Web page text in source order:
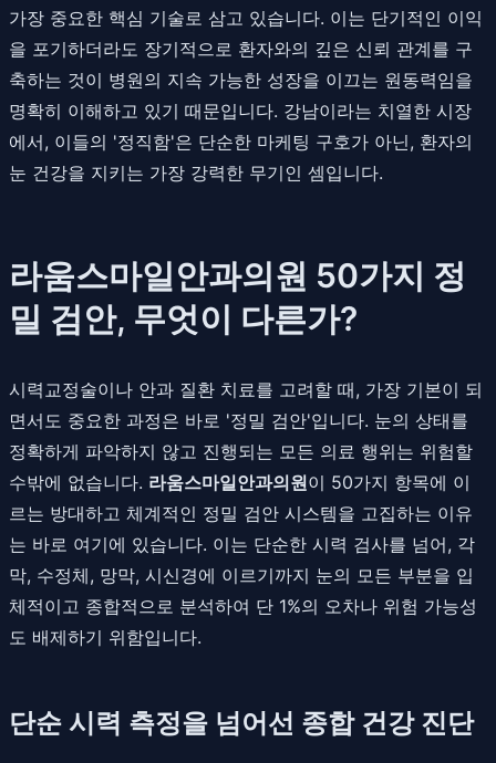
가장 중요한 핵심 기술로 삼고 있습니다. 이는 단기적인 이익
을 포기하더라도 장기적으로 환자와의 깊은 신뢰 관계를 구
축하는 것이 병원의 지속 가능한 성장을 이끄는 원동력임을
명확히 이해하고 있기 때문입니다. 강남이라는 치열한 시장
에서, 이들의 '정직함'은 단순한 마케팅 구호가 아닌, 환자의
눈 건강을 지키는 가장 강력한 무기인 셈입니다.
라움스마일안과의원 50가지 정
밀 검안, 무엇이 다른가?
시력교정술이나 안과 질환 치료를 고려할 때, 가장 기본이 되
면서도 중요한 과정은 바로 '정밀 검안'입니다. 눈의 상태를
정확하게 파악하지 않고 진행되는 모든 의료 행위는 위험할
수밖에 없습니다. 라움스마일안과의원이 50가지 항목에 이
르는 방대하고 체계적인 정밀 검안 시스템을 고집하는 이유
는 바로 여기에 있습니다. 이는 단순한 시력 검사를 넘어, 각
막, 수정체, 망막, 시신경에 이르기까지 눈의 모든 부분을 입
체적이고 종합적으로 분석하여 단 1%의 오차나 위험 가능성
도 배제하기 위함입니다.
단순 시력 측정을 넘어선 종합 건강 진단